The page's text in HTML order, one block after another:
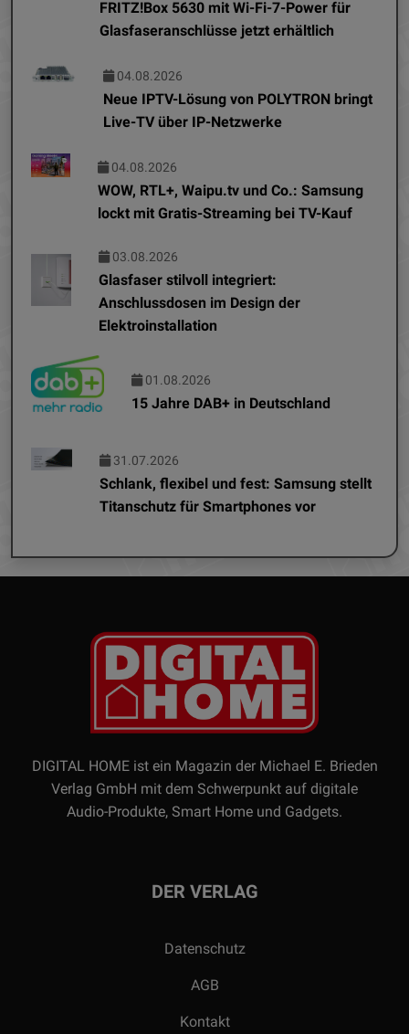
FRITZ!Box 5630 mit Wi-Fi-7-Power für
Glasfaseranschlüsse jetzt erhältlich
04.08.2026
Neue IPTV-Lösung von POLYTRON bringt
Live-TV über IP-Netzwerke
04.08.2026
WOW, RTL+, Waipu.tv und Co.: Samsung
lockt mit Gratis-Streaming bei TV-Kauf
03.08.2026
Glasfaser stilvoll integriert:
Anschlussdosen im Design der
Elektroinstallation
01.08.2026
15 Jahre DAB+ in Deutschland
31.07.2026
Schlank, flexibel und fest: Samsung stellt
Titanschutz für Smartphones vor
DIGITAL HOME ist ein Magazin der Michael E. Brieden
Verlag GmbH mit dem Schwerpunkt auf digitale
Audio-Produkte, Smart Home und Gadgets.
DER VERLAG
Datenschutz
AGB
Kontakt